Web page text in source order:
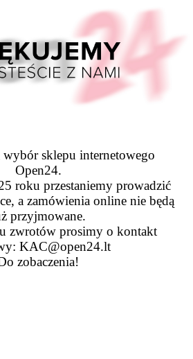
sklepu internetowego
Open24.
roku przestaniemy prowadzić
a zamówienia online nie będą
przyjmowane.
zwrotów prosimy o kontakt
KAC@open24.lt
zobaczenia!